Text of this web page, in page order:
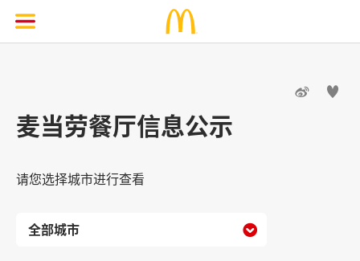
 
麦当劳餐厅信息公示
请您选择城市进行查看
